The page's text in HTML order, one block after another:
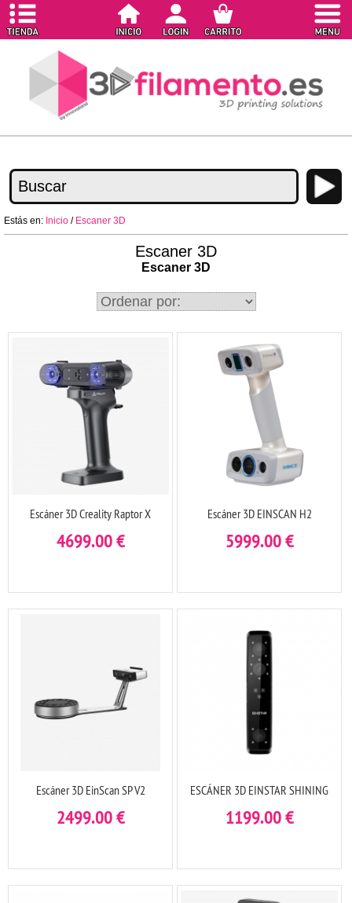
Estás en: Inicio / Escaner 3D
Escaner 3D
Escaner 3D
Escáner 3D Creality Raptor X
4699.00€
Escáner 3D EINSCAN H2
5999.00€
Escáner 3D EinScan SP V2
2499.00€
ESCÁNER 3D EINSTAR SHINING
1199.00€